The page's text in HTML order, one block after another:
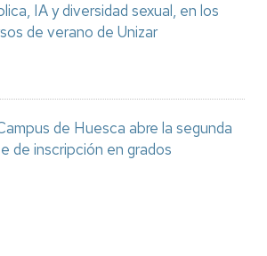
IA y diversidad sexual, en los
de verano de Unizar
de Huesca abre la segunda
de inscripción en grados